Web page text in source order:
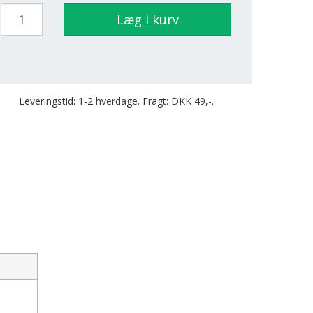
Læg i kurv
Leveringstid: 1-2 hverdage. Fragt: DKK 49,-.